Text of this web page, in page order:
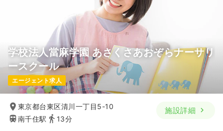
学校法人當麻学園 あさくさあおぞらナーサリ
ースクール
エージェント求人
東京都台東区清川一丁目5-10
南千住駅
13分
施設詳細